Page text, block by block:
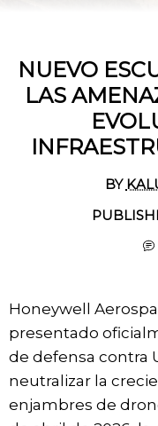
NUEVO
LAS
BY
Honeywell
presentado
de defensa contra
neutralizar la
enjambres de